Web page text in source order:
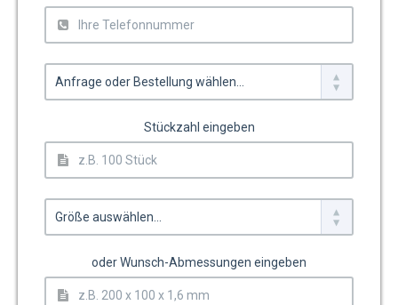
Stückzahl eingeben
oder Wunsch-Abmessungen eingeben